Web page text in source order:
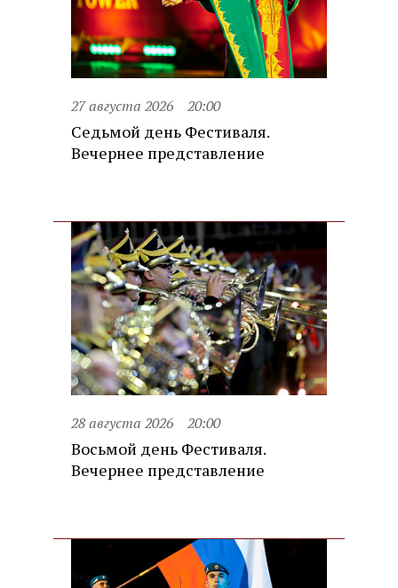
27 августа 2026 20:00
Седьмой день Фестиваля.
Вечернее представление
28 августа 2026 20:00
Восьмой день Фестиваля.
Вечернее представление